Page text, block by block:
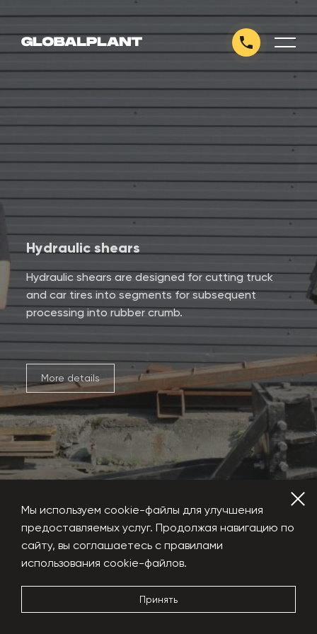
Hydraulic shears
Hydraulic shears are designed for cutting truck
and car tires into segments for subsequent
processing into rubber crumb.
More details
Hydraulic shears
Мы используем cookie-файлы для улучшения
предоставляемых услуг. Продолжая навигацию по
сайту, вы соглашаетесь с правилами
использования cookie-файлов.
Принять